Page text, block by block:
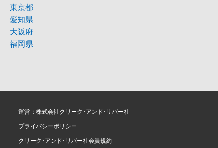
東京都
愛知県
大阪府
福岡県
運営：株式会社クリーク･アンド･リバー社
プライバシーポリシー
クリーク･アンド･リバー社会員規約